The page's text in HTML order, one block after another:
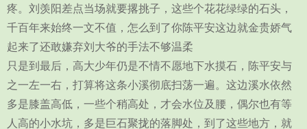
疼。刘羡阳差点当场就要撂挑子，这些个花花绿绿的石头，
千百年来始终一文不值，怎么到了你陈平安这边就金贵娇气
起来了还敢嫌弃刘大爷的手法不够温柔
只是到最后，高大少年仍是不情不愿地下水摸石，陈平安与
之一左一右，打算将这条小溪彻底扫荡一遍。这边溪水依然
多是膝盖高低，一些个稍高处，才会水位及腰，偶尔也有等
人高的小水坑，多是巨石聚拢的落脚处，到了这些地方，就